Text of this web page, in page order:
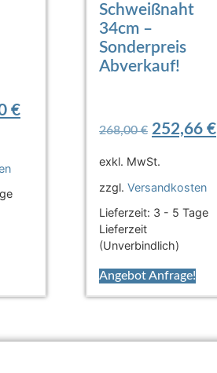
€
Schweißnaht
34cm –
Sonderpreis
Abverkauf!
268,00€ 252,66 €
exkl. MwSt.
zzgl. Versandkosten
Lieferzeit: 3 - 5 Tage
Lieferzeit
(Unverbindlich)
Angebot Anfrage!